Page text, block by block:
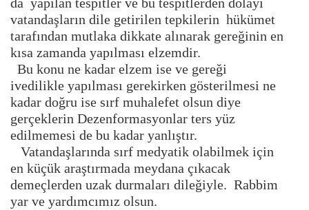
vatandaşların dile getirilen tepkilerin hükümet
tarafından mutlaka dikkate alınarak gereğinin en
kısa zamanda yapılması elzemdir.
Bu konu ne kadar elzem ise ve gereği
ivedilikle yapılması gerekirken gösterilmesi ne
kadar doğru ise sırf muhalefet olsun diye
gerçeklerin Dezenformasyonlar ters yüz
edilmemesi de bu kadar yanlıştır.
Vatandaşlarında sırf medyatik olabilmek için
en küçük araştırmada meydana çıkacak
demeçlerden uzak durmaları dileğiyle. Rabbim
yar ve yardımcımız olsun.